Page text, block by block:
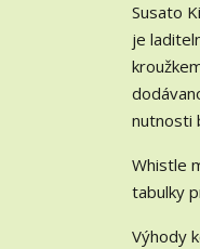
Susato
je
nutnosti
Whistle
tabulky
Výhody